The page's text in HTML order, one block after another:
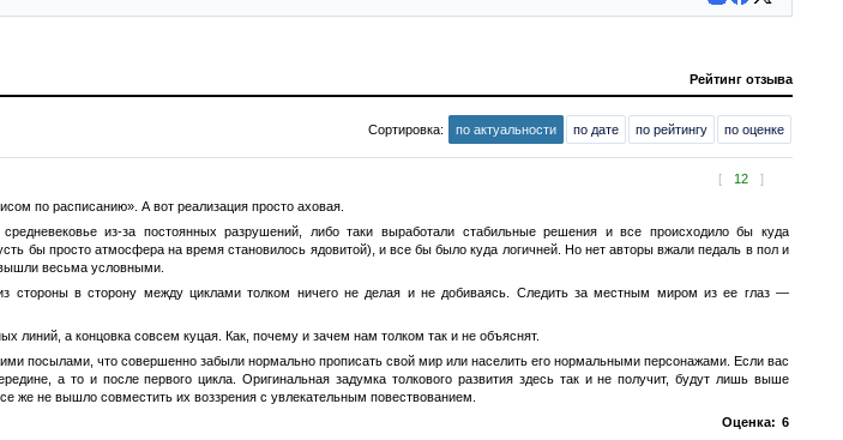
Рейтинг отзыва
Сортировка: по актуальности по дате по рейтингу по оценке
[ 12 ]
по расписанию». А вот реализация просто аховая.
из-за постоянных разрушений, либо таки выработали стабильные решения и все происходило бы куда
бы просто атмосфера на время становилось ядовитой), и все бы было куда логичней. Но нет авторы вжали педаль в пол и
весьма условными.
стороны в сторону между циклами толком ничего не делая и не добиваясь. Следить за местным миром из ее глаз —
линий, а концовка совсем куцая. Как, почему и зачем нам толком так и не объяснят.
посылами, что совершенно забыли нормально прописать свой мир или населить его нормальными персонажами. Если вас
а то и после первого цикла. Оригинальная задумка толкового развития здесь так и не получит, будут лишь выше
же не вышло совместить их воззрения с увлекательным повествованием.
Оценка: 6